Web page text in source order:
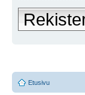
Etusivu